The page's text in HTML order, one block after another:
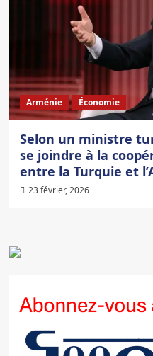
Arménie Économie
Selon un ministre
se joindre à la
entre la Turquie et
23 février, 2026